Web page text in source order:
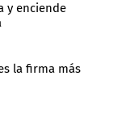
y enciende
la firma más